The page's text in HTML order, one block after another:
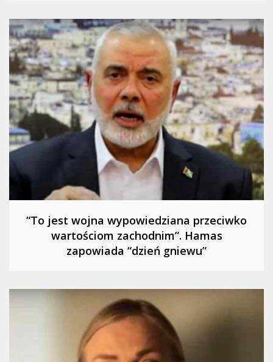
“To jest wojna wypowiedziana przeciwko
wartościom zachodnim”. Hamas
zapowiada “dzień gniewu”